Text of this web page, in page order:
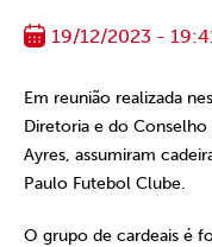
19/12/2023 -
Em reunião realizada
Diretoria e do
Ayres, assumiram
Paulo Futebol Clube.
O grupo de cardeais é